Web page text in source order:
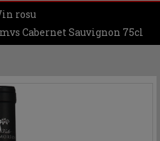
rosu
Cabernet Sauvignon 75cl